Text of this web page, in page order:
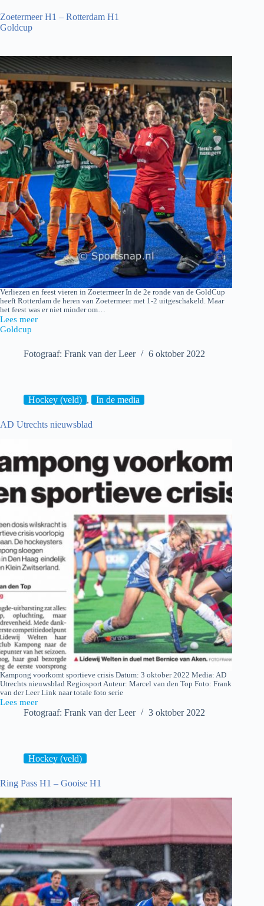
Zoetermeer H1 – Rotterdam H1
Goldcup
Verliezen en feest vieren in Zoetermeer In de 2e ronde van de GoldCup
heeft Rotterdam de heren van Zoetermeer met 1-2 uitgeschakeld. Maar
het feest was er niet minder om…
Lees meer
Zoetermeer
H1
Rotterdam
Goldcup
Fotograaf: Frank van der Leer 6 oktober 2022
Hockey (veld) , In de media
AD Utrechts nieuwsblad
Kampong voorkomt sportieve crisis Datum: 3 oktober 2022 Media: AD
Utrechts nieuwsblad Regiosport Auteur: Marcel van den Top Foto: Frank
van der Leer Link naar totale foto serie
Lees meer
AD
UtrechtsFotograaf: Frank van der Leer 3 oktober 2022
Hockey (veld)
Ring Pass H1 – Gooise H1